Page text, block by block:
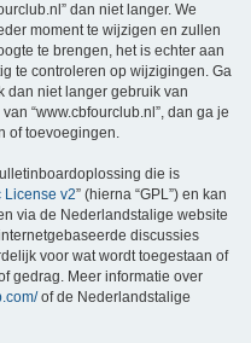
dan niet langer. We
moment te wijzigen en zullen
te brengen, het is echter aan
te controleren op wijzigingen. Ga
dan niet langer gebruik van
“www.cbfourclub.nl”, dan ga je
of toevoegingen.
die is
License v2” (hierna “GPL”) en kan
via de Nederlandstalige website
discussies
voor wat wordt toegestaan of
gedrag. Meer informatie over
of de Nederlandstalige